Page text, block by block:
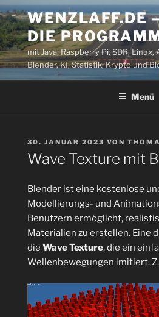
Zum
Inhalt
springen
WENZLAFF.DE
DIE
mit Java, Raspberry Pi, SDR,
Blender, KI, Statistik, Krypto und
Menü
VERÖFFENTLICHT
AM
30. JANUAR 2023 VON
Wave Texture mit
Blender ist eine kostenlose
Modellierungs- und
Benutzern ermöglicht,
Materialien zu erstellen. Eine
die Wave Texture, die ein
Wellenbewegungen imitiert.
Player